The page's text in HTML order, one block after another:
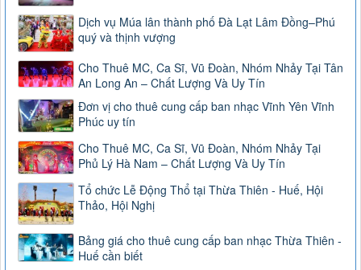
Dịch vụ Múa lân thành phố Đà Lạt Lâm Đồng–Phú
quý và thịnh vượng
Cho Thuê MC, Ca Sĩ, Vũ Đoàn, Nhóm Nhảy Tại Tân
An Long An – Chất Lượng Và Uy Tín
Đơn vị cho thuê cung cấp ban nhạc Vĩnh Yên Vĩnh
Phúc uy tín
Cho Thuê MC, Ca Sĩ, Vũ Đoàn, Nhóm Nhảy Tại
Phủ Lý Hà Nam – Chất Lượng Và Uy Tín
Tổ chức Lễ Động Thổ tại Thừa Thiên - Huế, Hội
Thảo, Hội Nghị
Bảng giá cho thuê cung cấp ban nhạc Thừa Thiên -
Huế cần biết